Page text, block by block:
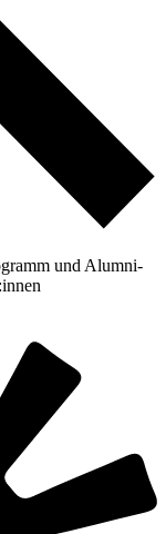
und Alumni-